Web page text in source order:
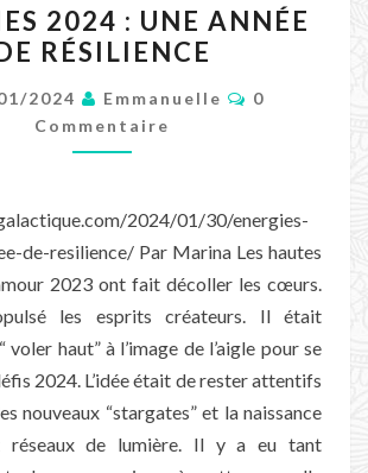
2024
UNE
ANNÉE
DE
2024 : UNE ANNÉE
RÉSILIENCE
2024 Emmanuelle
0
Commentaire
2024/01/30/energies-
de-resilience/ Par Marina Les hautes
2023 ont fait décoller les cœurs.
les esprits créateurs. Il était
voler haut” à l’image de l’aigle pour se
2024. L’idée était de rester attentifs
nouveaux “stargates” et la naissance
réseaux de lumière. Il y a eu tant